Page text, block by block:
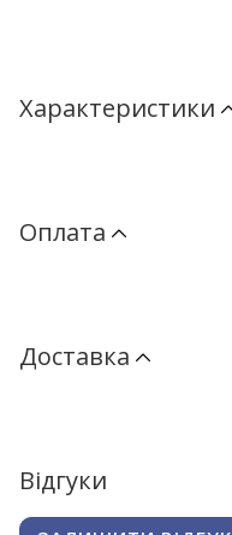
Характеристики
Оплата
Доставка
Відгуки